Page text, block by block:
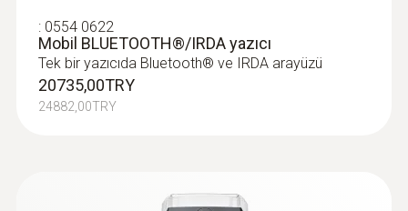
: 0554 0622
Mobil BLUETOOTH®/IRDA yazıcı
Tek bir yazıcıda Bluetooth® ve IRDA arayüzü
20735,00TRY
24882,00TRY